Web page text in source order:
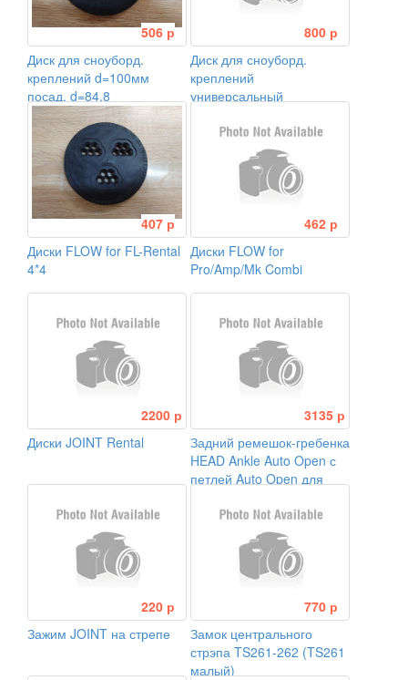
506 р
Диск для сноуборд.
креплений d=100мм
посад. d=84.8
800 р
Диск для сноуборд.
креплений
универсальный
407 р
Диски FLOW for FL-Rental
4*4
462 р
Диски FLOW for
Pro/Amp/Mk Combi
2200 р
Диски JOINT Rental
3135 р
Задний ремешок-гребенка
HEAD Ankle Auto Open с
петлей Auto Open для
220 р
Зажим JOINT на стрепе
770 р
Замок центрального
стрэпа TS261-262 (TS261
малый)